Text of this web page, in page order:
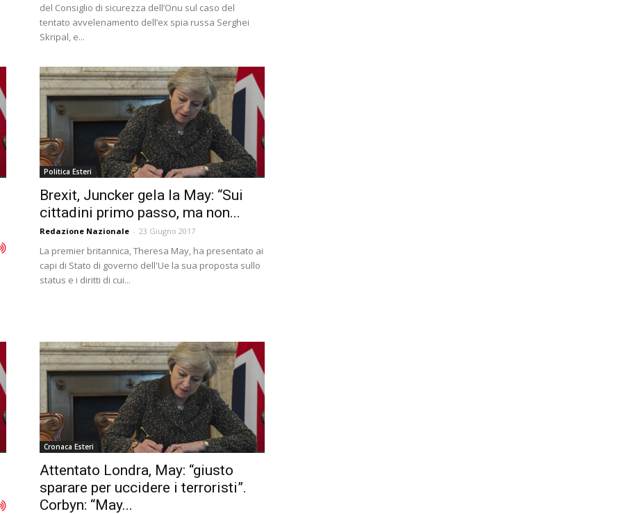
del Consiglio di sicurezza dell’Onu sul caso del
tentato avvelenamento dell’ex spia russa Serghei
Skripal, e...
Politica Esteri
Brexit, Juncker gela la May: “Sui
cittadini primo passo, ma non...
Redazione Nazionale - 23 Giugno 2017
La premier britannica, Theresa May, ha presentato ai
capi di Stato di governo dell'Ue la sua proposta sullo
status e i diritti di cui...
Cronaca Esteri
Attentato Londra, May: “giusto
sparare per uccidere i terroristi”.
Corbyn: “May...